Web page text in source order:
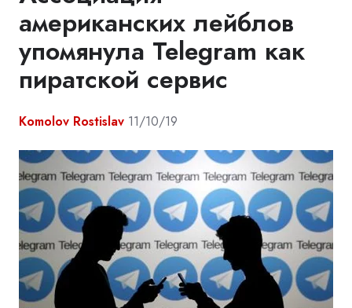
американских лейблов
упомянула Telegram как
пиратской сервис
Komolov Rostislav 11/10/19